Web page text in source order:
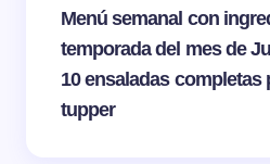
Menú semanal con
temporada del mes de
10 ensaladas completas
tupper